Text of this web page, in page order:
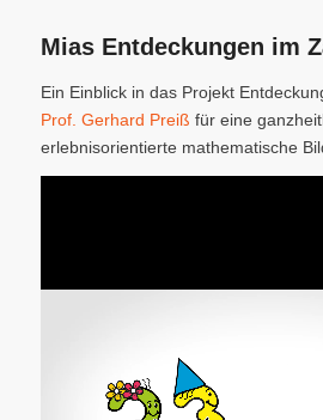
Mias Entdeckungen im
Ein Einblick in das Projekt
Prof. Gerhard Preiß für eine
erlebnisorientierte mathematische